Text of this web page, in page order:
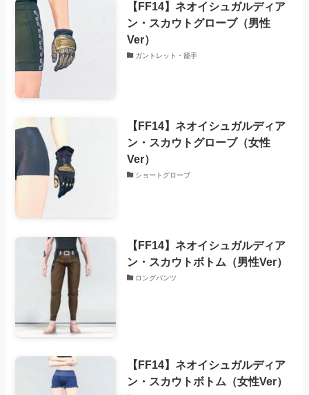
【FF14】ネオイシュガルディア
ン・スカウトグローブ（男性
Ver）
ガントレット・籠手
【FF14】ネオイシュガルディア
ン・スカウトグローブ（女性
Ver）
ショートグローブ
【FF14】ネオイシュガルディア
ン・スカウトボトム（男性Ver）
ロングパンツ
【FF14】ネオイシュガルディア
ン・スカウトボトム（女性Ver）